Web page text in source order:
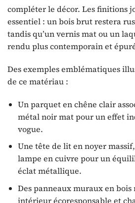
compléter le décor. Les finitions
essentiel : un bois brut restera
tandis qu’un vernis mat ou un
rendu plus contemporain et
Des exemples emblématiques
de ce matériau :
Un parquet en chêne clair
métal noir mat pour un effet
vogue.
Une tête de lit en noyer
lampe en cuivre pour un
éclat métallique.
Des panneaux muraux en
intérieur écoresponsable et